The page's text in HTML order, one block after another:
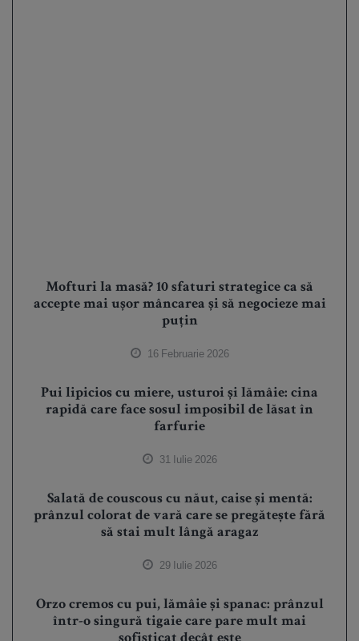
Mofturi la masă? 10 sfaturi strategice ca să
accepte mai ușor mâncarea și să negocieze mai
puțin
16 Februarie 2026
Pui lipicios cu miere, usturoi și lămâie: cina
rapidă care face sosul imposibil de lăsat în
farfurie
31 Iulie 2026
Salată de couscous cu năut, caise și mentă:
prânzul colorat de vară care se pregătește fără
să stai mult lângă aragaz
29 Iulie 2026
Orzo cremos cu pui, lămâie și spanac: prânzul
într-o singură tigaie care pare mult mai